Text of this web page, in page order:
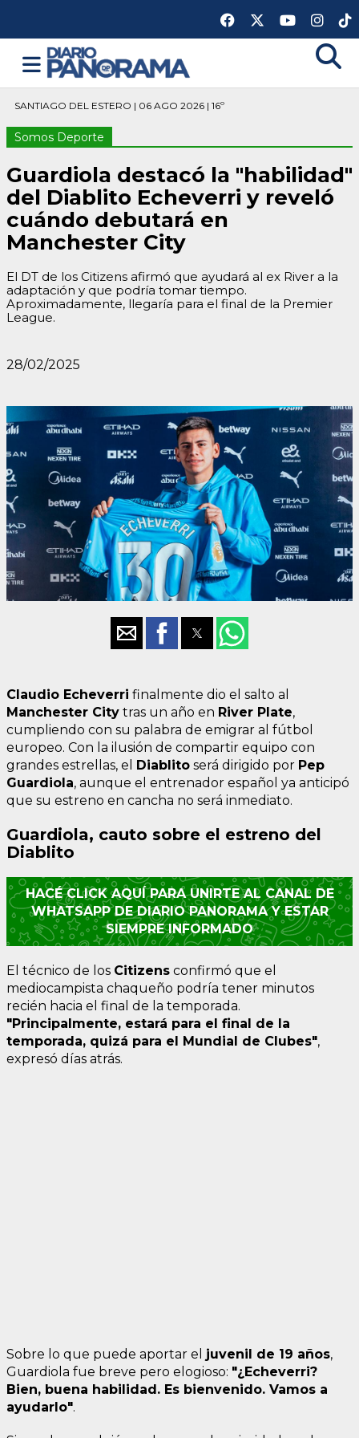
SANTIAGO DEL ESTERO | 06 AGO 2026 | 16º
Somos Deporte
Guardiola destacó la "habilidad"
del Diablito Echeverri y reveló
cuándo debutará en
Manchester City
El DT de los Citizens afirmó que ayudará al ex River a la
adaptación y que podría tomar tiempo.
Aproximadamente, llegaría para el final de la Premier
League.
28/02/2025
Claudio Echeverri finalmente dio el salto al
Manchester City tras un año en River Plate,
cumpliendo con su palabra de emigrar al fútbol
europeo. Con la ilusión de compartir equipo con
grandes estrellas, el Diablito será dirigido por Pep
Guardiola, aunque el entrenador español ya anticipó
que su estreno en cancha no será inmediato.
Guardiola, cauto sobre el estreno del
Diablito
HACÉ CLICK AQUÍ PARA UNIRTE AL CANAL DE
WHATSAPP DE DIARIO PANORAMA Y ESTAR
SIEMPRE INFORMADO
El técnico de los Citizens confirmó que el
mediocampista chaqueño podría tener minutos
recién hacia el final de la temporada.
"Principalmente, estará para el final de la
temporada, quizá para el Mundial de Clubes",
expresó días atrás.
Sobre lo que puede aportar el juvenil de 19 años,
Guardiola fue breve pero elogioso: "¿Echeverri?
Bien, buena habilidad. Es bienvenido. Vamos a
ayudarlo".